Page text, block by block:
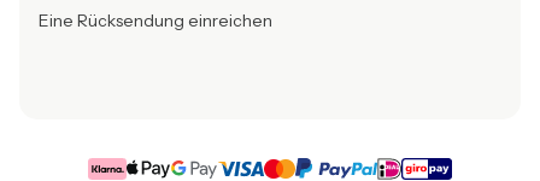
Eine Rücksendung einreichen